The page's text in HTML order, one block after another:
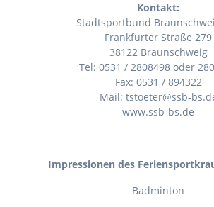
Kontakt:
Stadtsportbund
Frankfurter Straße 279
38122 Braunschweig
Tel: 0531 / 2808498 oder
Fax: 0531 / 894322
Mail: tstoeter@ssb-
www.ssb-bs.de
Impressionen des
Badminton